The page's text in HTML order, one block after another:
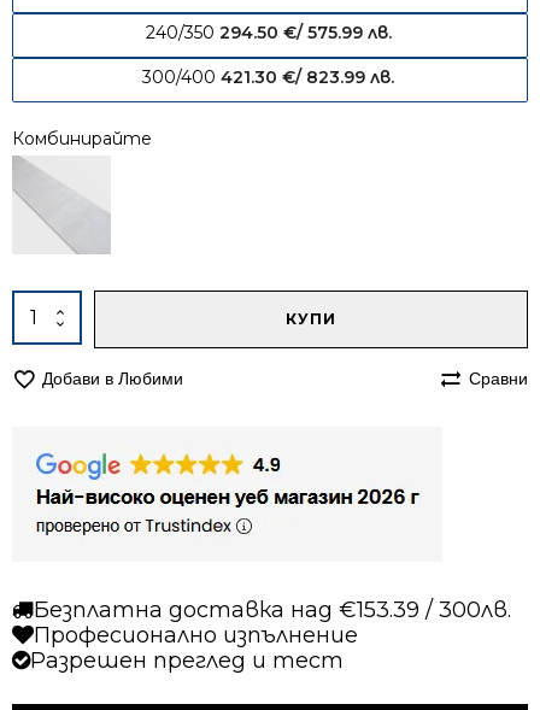
240/350 294.50 €/ 575.99 лв.
300/400 421.30 €/ 823.99 лв.
Комбинирайте
количество
за
120/170
1001
бежов
КУПИ
Добави в Любими Сравни
Безплатна доставка над €153.39 / 300лв.
Професионално изпълнение
Разрешен преглед и тест